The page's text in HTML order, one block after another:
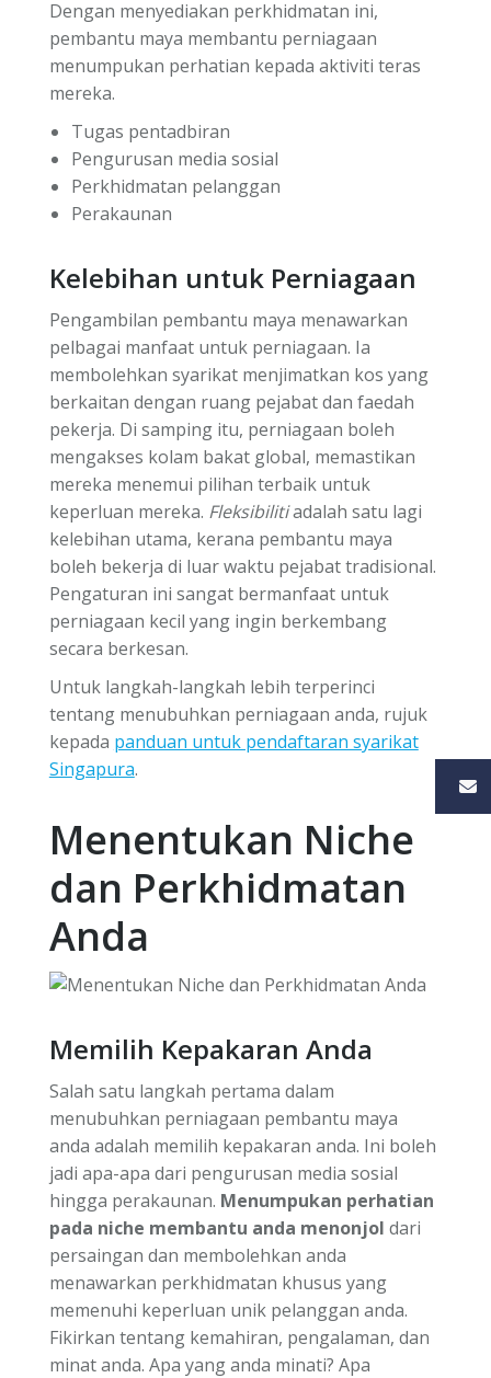
Dengan menyediakan perkhidmatan ini,
pembantu maya membantu perniagaan
menumpukan perhatian kepada aktiviti teras
mereka.
Tugas pentadbiran
Pengurusan media sosial
Perkhidmatan pelanggan
Perakaunan
Kelebihan untuk Perniagaan
Pengambilan pembantu maya menawarkan
pelbagai manfaat untuk perniagaan. Ia
membolehkan syarikat menjimatkan kos yang
berkaitan dengan ruang pejabat dan faedah
pekerja. Di samping itu, perniagaan boleh
mengakses kolam bakat global, memastikan
mereka menemui pilihan terbaik untuk
keperluan mereka. Fleksibilitiadalah satu lagi
kelebihan utama, kerana pembantu maya
boleh bekerja di luar waktu pejabat tradisional.
Pengaturan ini sangat bermanfaat untuk
perniagaan kecil yang ingin berkembang
secara berkesan.
Untuk langkah-langkah lebih terperinci
tentang menubuhkan perniagaan anda, rujuk
kepada panduan untuk pendaftaran syarikat
Singapura.
Menentukan Niche
dan Perkhidmatan
Anda
Memilih Kepakaran Anda
Salah satu langkah pertama dalam
menubuhkan perniagaan pembantu maya
anda adalah memilih kepakaran anda. Ini boleh
jadi apa-apa dari pengurusan media sosial
hingga perakaunan. Menumpukan perhatian
pada niche membantu anda menonjol dari
persaingan dan membolehkan anda
menawarkan perkhidmatan khusus yang
memenuhi keperluan unik pelanggan anda.
Fikirkan tentang kemahiran, pengalaman, dan
minat anda. Apa yang anda minati? Apa